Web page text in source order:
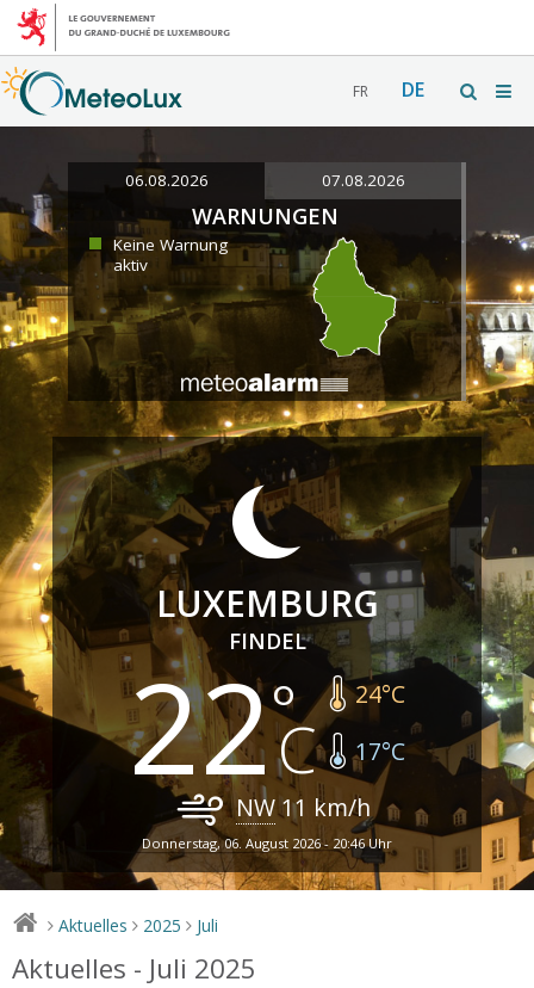
FR DE
06.08.2026 07.08.2026
WARNUNGEN
Keine Warnung
aktiv
LUXEMBURG
FINDEL
22 24°C
17°C
NW11 km/h
Donnerstag, 06. August 2026 - 20:46 Uhr
> Aktuelles > 2025 > Juli
Aktuelles - Juli 2025